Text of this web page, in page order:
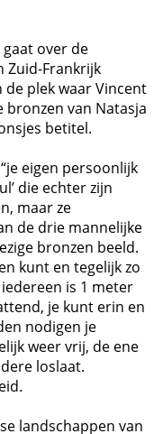
over de
Zuid-Frankrijk
plek waar Vincent
bronzen van Natasja
betitel.
eigen persoonlijk
die echter zijn
maar ze
de drie mannelijke
bronzen beeld.
kunt en tegelijk zo
is 1 meter
je kunt erin en
nodigen je
weer vrij, de ene
loslaat.
landschappen van